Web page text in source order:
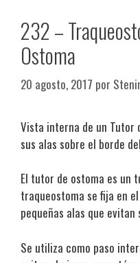
232 –
Ostoma
20 agosto, 2017 por
Vista interna de un Tutor
sus alas sobre el borde
El tutor de ostoma es un
traqueostoma se fija en
pequeñas alas que
Se utiliza como paso